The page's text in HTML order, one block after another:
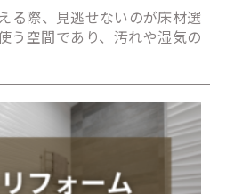
る際、見逃せないのが床材選
う空間であり、汚れや湿気の